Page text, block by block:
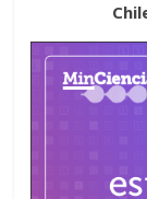
o
k